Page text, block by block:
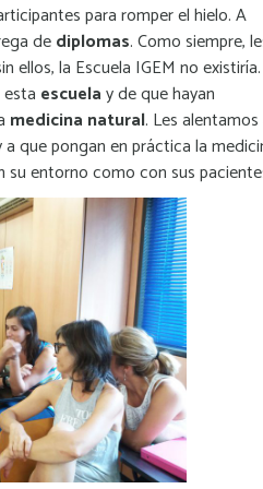
para romper el hielo. A
dediplomas. Como siempre,
ellos, la Escuela IGEM no existiría.
escuelay de que hayan
medicina natural. Les alentamos
a que pongan en práctica la
su entorno como con sus